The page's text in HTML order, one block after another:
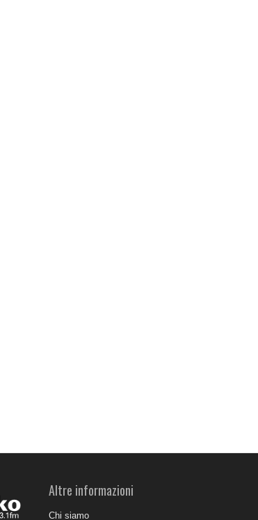
Altre informazioni
Chi siamo